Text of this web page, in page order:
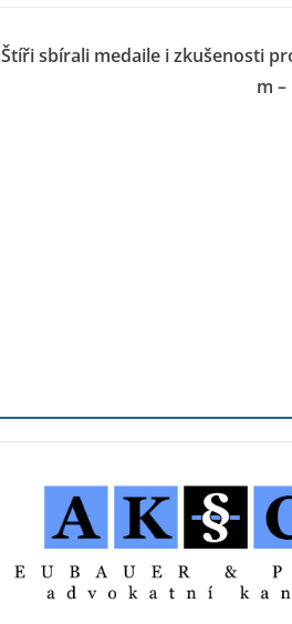
Štíři sbírali medaile i zkušenosti
m